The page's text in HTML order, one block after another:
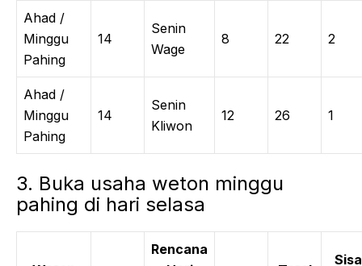
Ahad /
Minggu
Pahing
14
Senin
Wage
8 22 2
Ahad /
Minggu
Pahing
14
Senin
Kliwon
12 26 1
3. Buka usaha weton minggu
pahing di hari selasa
Rencana
Sisa